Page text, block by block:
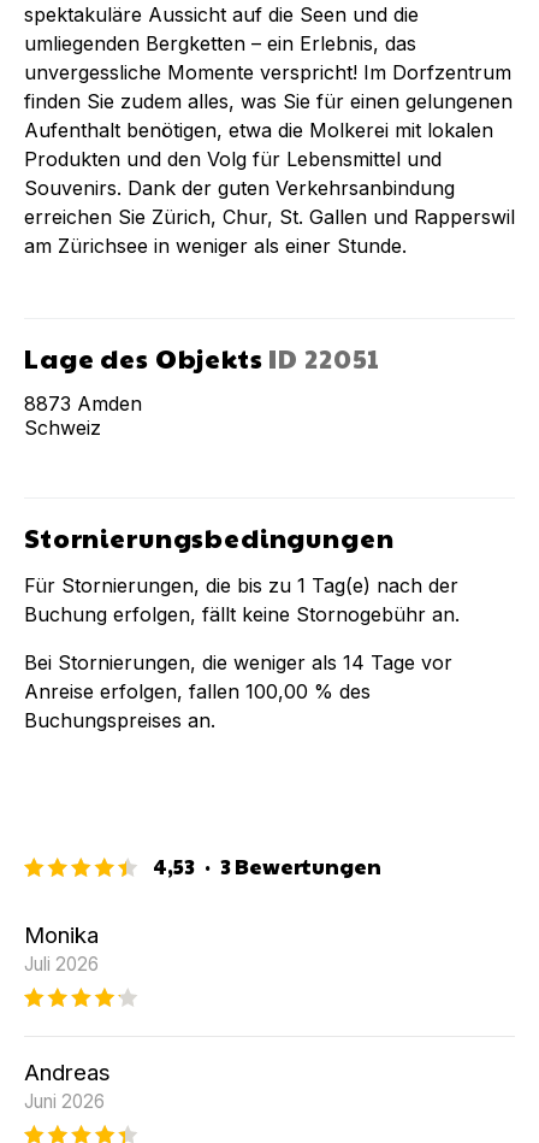
spektakuläre Aussicht auf die Seen und die
umliegenden Bergketten – ein Erlebnis, das
unvergessliche Momente verspricht! Im Dorfzentrum
finden Sie zudem alles, was Sie für einen gelungenen
Aufenthalt benötigen, etwa die Molkerei mit lokalen
Produkten und den Volg für Lebensmittel und
Souvenirs. Dank der guten Verkehrsanbindung
erreichen Sie Zürich, Chur, St. Gallen und Rapperswil
am Zürichsee in weniger als einer Stunde.
Lage des Objekts ID 22051
8873 Amden
Schweiz
Stornierungsbedingungen
Für Stornierungen, die bis zu 1 Tag(e) nach der
Buchung erfolgen, fällt keine Stornogebühr an.
Bei Stornierungen, die weniger als 14 Tage vor
Anreise erfolgen, fallen 100,00 % des
Buchungspreises an.
4,53 · 3Bewertungen
Monika
Juli 2026
Andreas
Juni 2026